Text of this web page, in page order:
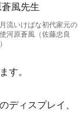
流いけばな初代家元の
河原蒼風（佐藤忠良
す。
ディスプレイ、